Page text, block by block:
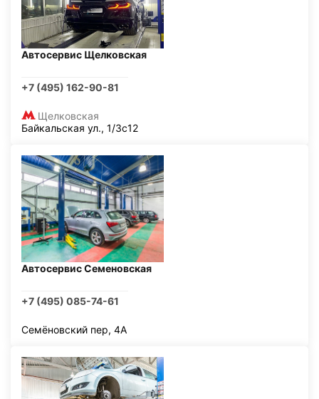
Автосервис Щелковская
+7 (495) 162-90-81
Щелковская
Байкальская ул., 1/3с12
Автосервис Семеновская
+7 (495) 085-74-61
Семёновский пер, 4А